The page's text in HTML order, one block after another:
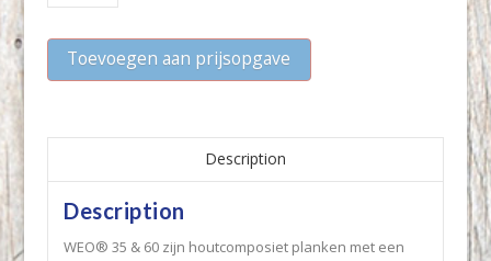
quantity
Toevoegen aan prijsopgave
Description
Description
WEO® 35 & 60 zijn houtcomposiet planken met een